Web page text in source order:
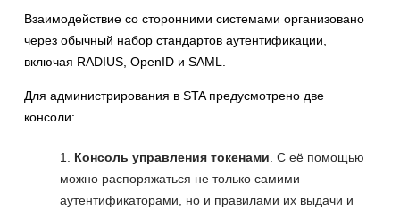
Взаимодействие со сторонними системами организовано
через обычный набор стандартов аутентификации,
включая RADIUS, OpenID и SAML.
Для администрирования в STA предусмотрено две
консоли:
Консоль управления токенами. С её помощью
можно распоряжаться не только самими
аутентификаторами, но и правилами их выдачи и